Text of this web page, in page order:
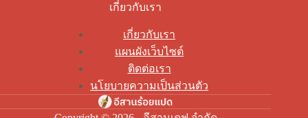
เกี่ยวกับเรา
เกี่ยวกับเรา
แผนผังเว็บไซต์
ติดต่อเรา
นโยบายความเป็นส่วนตัว